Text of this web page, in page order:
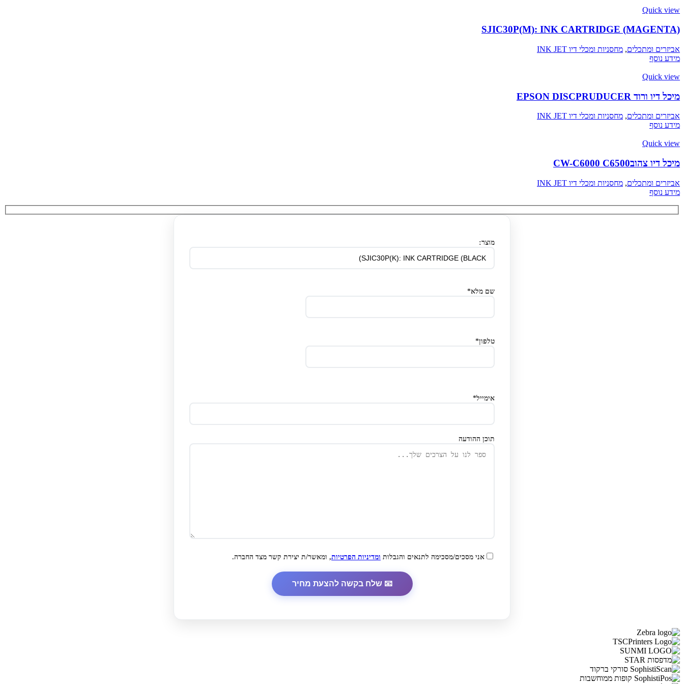
Quick view
SJIC30P(M): INK CARTRIDGE (MAGENTA)
אביזרים ומתכלים, מחסניות ומכלי דיו INK JET
מידע נוסף
Quick view
מיכל דיו ורוד EPSON DISCPRUDUCER
אביזרים ומתכלים, מחסניות ומכלי דיו INK JET
מידע נוסף
Quick view
מיכל דיו צהובCW-C6000 C6500
אביזרים ומתכלים, מחסניות ומכלי דיו INK JET
מידע נוסף
מוצר:
שם מלא*
טלפון*
אימייל*
תוכן ההודעה
אני מסכים/מסכימה לתנאים והגבלות ומדיניות הפרטיות, ומאשר/ת יצירת קשר מצד החברה.